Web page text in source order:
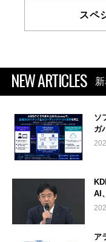
スペ
NEW ARTICLES
ソ
ガ
AI
ア